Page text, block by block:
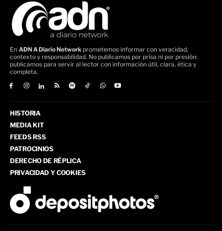
En ADN A Diario Network prometemos informar con veracidad,
contexto y responsabilidad. No publicamos por prisa ni por presión:
publicamos para servir al lector con información útil, clara, ética y
completa.
HISTORIA
MEDIA KIT
FEEDS RSS
PATROCINIOS
DERECHO DE RÉPLICA
PRIVACIDAD Y COOKIES